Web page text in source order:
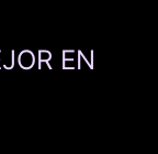
EN